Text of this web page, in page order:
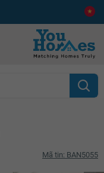
Mã tin: BAN5055